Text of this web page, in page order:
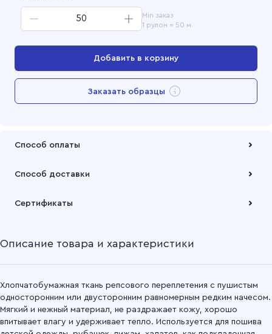
Фланель гладкокрашеная 90 см, 47 Олива
Фланель гладкокрашеная 90 см, 316 Черный
Фланель отбеленная, 90 см
Min заказ
1 рулон = 50 м
Добавить в корзину
Перейти в корзину
Заказать образцы
Способ оплаты
Способ доставки
наших складов или через транспортную компанию на Ваш
Подробнее
Сертификаты
Описание товара и характеристики
Хлопчатобумажная ткань репсового переплетения с пушистым
односторонним или двусторонним равномерным редким начесом.
Мягкий и нежный материал, не раздражает кожу, хорошо
впитывает влагу и удерживает тепло. Используется для пошива